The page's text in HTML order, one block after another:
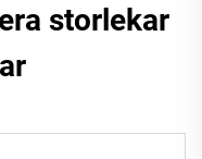
storlekar